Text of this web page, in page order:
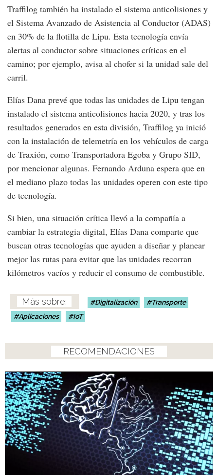
Traffilog también ha instalado el sistema anticolisiones y
el Sistema Avanzado de Asistencia al Conductor (ADAS)
en 30% de la flotilla de Lipu. Esta tecnología envía
alertas al conductor sobre situaciones críticas en el
camino; por ejemplo, avisa al chofer si la unidad sale del
carril.
Elías Dana prevé que todas las unidades de Lipu tengan
instalado el sistema anticolisiones hacia 2020, y tras los
resultados generados en esta división, Traffilog ya inició
con la instalación de telemetría en los vehículos de carga
de Traxión, como Transportadora Egoba y Grupo SID,
por mencionar algunas. Fernando Arduna espera que en
el mediano plazo todas las unidades operen con este tipo
de tecnología.
Si bien, una situación crítica llevó a la compañía a
cambiar la estrategia digital, Elías Dana comparte que
buscan otras tecnologías que ayuden a diseñar y planear
mejor las rutas para evitar que las unidades recorran
kilómetros vacíos y reducir el consumo de combustible.
Digitalización
Transporte
Aplicaciones
IoT
RECOMENDACIONES